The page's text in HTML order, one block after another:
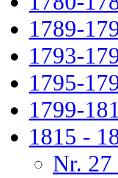
1789-
1793-
1795-
1799-
1815 -
Nr.